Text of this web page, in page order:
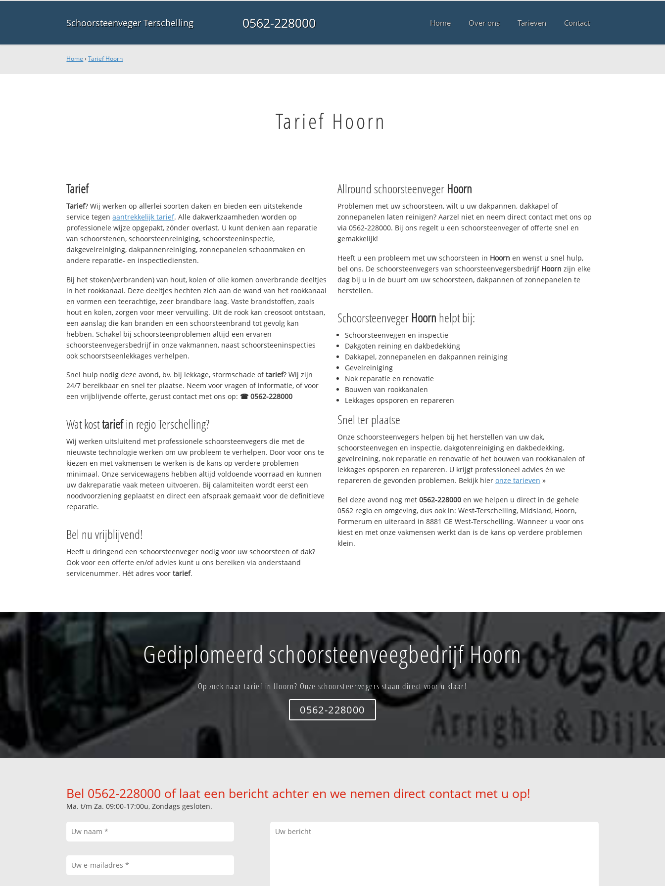
Schoorsteenveger Terschelling 0562-228000 Home Over ons Tarieven Contact
Home ›Tarief Hoorn
Tarief Hoorn
Tarief
Tarief? Wij werken op allerlei soorten daken en bieden een uitstekende
service tegenaantrekkelijk tarief. Alle dakwerkzaamheden worden op
professionele wijze opgepakt, zónder overlast. U kunt denken aan reparatie
van schoorstenen, schoorsteenreiniging, schoorsteeninspectie,
dakgevelreiniging, dakpannenreiniging, zonnepanelen schoonmaken en
andere reparatie- en inspectiediensten.
Bij het stoken(verbranden) van hout, kolen of olie komen onverbrande deeltjes
in het rookkanaal. Deze deeltjes hechten zich aan de wand van het rookkanaal
en vormen een teerachtige, zeer brandbare laag. Vaste brandstoffen, zoals
hout en kolen, zorgen voor meer vervuiling. Uit de rook kan creosoot ontstaan,
een aanslag die kan branden en een schoorsteenbrand tot gevolg kan
hebben. Schakel bij schoorsteenproblemen altijd een ervaren
schoorsteenvegersbedrijf in onze vakmannen, naast schoorsteeninspecties
ook schoorstseenlekkages verhelpen.
Snel hulp nodig deze avond, bv. bij lekkage, stormschade oftarief? Wij zijn
24/7 bereikbaar en snel ter plaatse. Neem voor vragen of informatie, of voor
een vrijblijvende offerte, gerust contact met ons op: ☎ 0562-228000
Wat kosttariefin regio Terschelling?
Wij werken uitsluitend met professionele schoorsteenvegers die met de
nieuwste technologie werken om uw probleem te verhelpen. Door voor ons te
kiezen en met vakmensen te werken is de kans op verdere problemen
minimaal. Onze servicewagens hebben altijd voldoende voorraad en kunnen
uw dakreparatie vaak meteen uitvoeren. Bij calamiteiten wordt eerst een
noodvoorziening geplaatst en direct een afspraak gemaakt voor de definitieve
reparatie.
Bel nu vrijblijvend!
Heeft u dringend een schoorsteenveger nodig voor uw schoorsteen of dak?
Ook voor een offerte en/of advies kunt u ons bereiken via onderstaand
servicenummer. Hét adres voortarief.
Allround schoorsteenveger Hoorn
Problemen met uw schoorsteen, wilt u uw dakpannen, dakkapel of
zonnepanelen laten reinigen? Aarzel niet en neem direct contact met ons op
via 0562-228000. Bij ons regelt u een schoorsteenveger of offerte snel en
gemakkelijk!
Heeft u een probleem met uw schoorsteen in Hoorn en wenst u snel hulp,
bel ons. De schoorsteenvegers van schoorsteenvegersbedrijf Hoorn zijn elke
dag bij u in de buurt om uw schoorsteen, dakpannen of zonnepanelen te
herstellen.
Schoorsteenveger Hoorn helpt bij:
Schoorsteenvegen en inspectie
Dakgoten reining en dakbedekking
Dakkapel, zonnepanelen en dakpannen reiniging
Gevelreiniging
Nok reparatie en renovatie
Bouwen van rookkanalen
Lekkages opsporen en repareren
Snel ter plaatse
Onze schoorsteenvegers helpen bij het herstellen van uw dak,
schoorsteenvegen en inspectie, dakgotenreiniging en dakbedekking,
gevelreining, nok reparatie en renovatie of het bouwen van rookkanalen of
lekkages opsporen en repareren. U krijgt professioneel advies én we
repareren de gevonden problemen. Bekijk hier onze tarieven »
Bel deze avond nog met 0562-228000 en we helpen u direct in de gehele
0562 regio en omgeving, dus ook in: West-Terschelling, Midsland, Hoorn,
Formerum en uiteraard in 8881 GE West-Terschelling. Wanneer u voor ons
kiest en met onze vakmensen werkt dan is de kans op verdere problemen
klein.
Gediplomeerd schoorsteenveegbedrijf Hoorn
Op zoek naar tarief in Hoorn? Onze schoorsteenvegers staan direct voor u klaar!
0562-228000
Bel 0562-228000 of laat een bericht achter en we nemen direct contact met u op!
Ma. t/m Za. 09:00-17:00u, Zondags gesloten.